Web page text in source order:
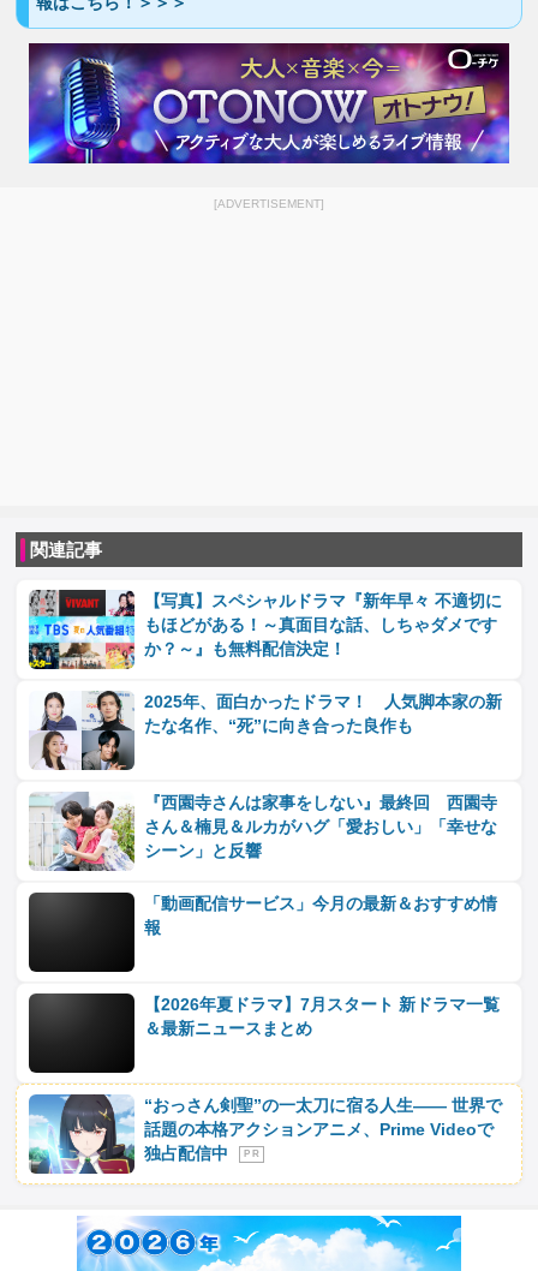
[ADVERTISEMENT]
関連記事
【写真】スペシャルドラマ『新年早々 不適切に
もほどがある！～真面目な話、しちゃダメです
か？～』も無料配信決定！
2025年、面白かったドラマ！ 人気脚本家の新
たな名作、“死”に向き合った良作も
『西園寺さんは家事をしない』最終回 西園寺
さん＆楠見＆ルカがハグ「愛おしい」「幸せな
シーン」と反響
「動画配信サービス」今月の最新＆おすすめ情
報
【2026年夏ドラマ】7月スタート 新ドラマ一覧
＆最新ニュースまとめ
“おっさん剣聖”の一太刀に宿る人生―― 世界で
話題の本格アクションアニメ、Prime Videoで
独占配信中
P R